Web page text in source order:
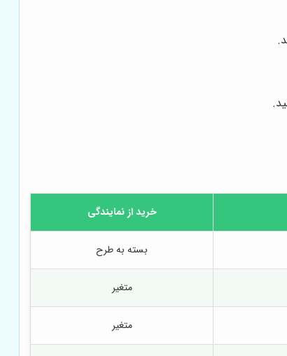
خرید از نمایندگی
بسته به طرح
متغیر
متغیر